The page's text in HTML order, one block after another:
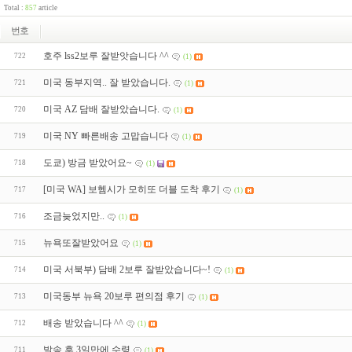
Total : 857 article
번호
722 호주 lss2보루 잘받앗습니다 ^^ (1)
721 미국 동부지역.. 잘 받았습니다. (1)
720 미국 AZ 담배 잘받았습니다. (1)
719 미국 NY 빠른배송 고맙습니다 (1)
718 도쿄) 방금 받았어요~ (1)
717 [미국 WA] 보헴시가 모히또 더블 도착 후기 (1)
716 조금늦었지만.. (1)
715 뉴욕또잘받았어요 (1)
714 미국 서북부) 담배 2보루 잘받았습니다~! (1)
713 미국동부 뉴욕 20보루 편의점 후기 (1)
712 배송 받았습니다 ^^ (1)
711 발송 후 3일만에 수령 (1)